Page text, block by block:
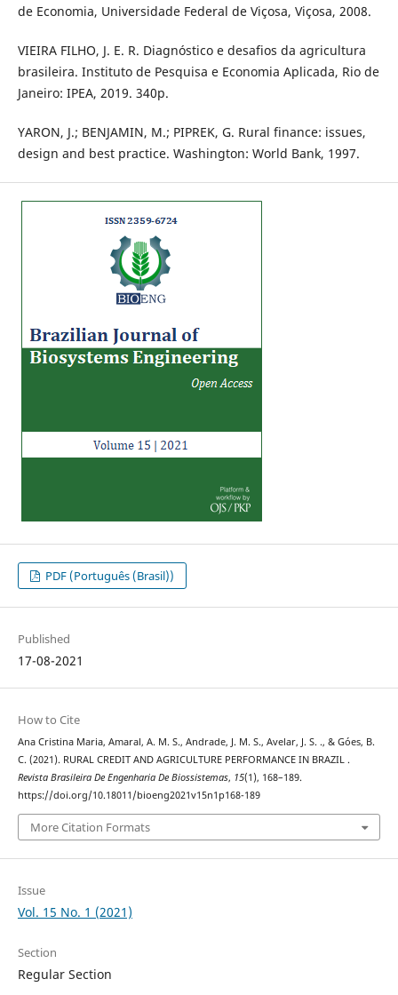
de Economia, Universidade Federal de Viçosa, Viçosa, 2008.
VIEIRA FILHO, J. E. R. Diagnóstico e desafios da agricultura
brasileira. Instituto de Pesquisa e Economia Aplicada, Rio de
Janeiro: IPEA, 2019. 340p.
YARON, J.; BENJAMIN, M.; PIPREK, G. Rural finance: issues,
design and best practice. Washington: World Bank, 1997.
PDF (Português (Brasil))
Published
17-08-2021
How to Cite
Ana Cristina Maria, Amaral, A. M. S., Andrade, J. M. S., Avelar, J. S. ., & Góes, B.
C. (2021). RURAL CREDIT AND AGRICULTURE PERFORMANCE IN BRAZIL .
Revista Brasileira De Engenharia De Biossistemas, 15(1), 168–189.
https://doi.org/10.18011/bioeng2021v15n1p168-189
More Citation Formats
Issue
Vol. 15 No. 1 (2021)
Section
Regular Section